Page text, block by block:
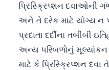
પ્રિસ્ક્રિપ્શન
અને તે દરેક માટે યોગ્ય
પ્રદાતા દર્દીના તબીબી
અન્ય પરિબળોનું મૂલ્યાંકન
માટે કે પ્રિસ્ક્રિપ્શન